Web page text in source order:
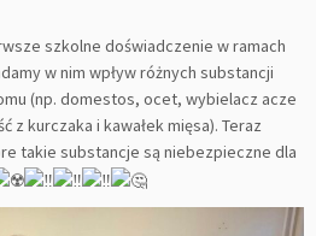
szkolne doświadczenie w ramach
w nim wpływ różnych substancji
(np. domestos, ocet, wybielacz acze
z kurczaka i kawałek mięsa). Teraz
takie substancje są niebezpieczne dla